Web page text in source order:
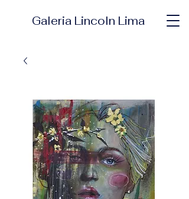
Galeria Lincoln Lima